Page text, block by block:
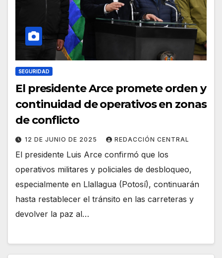
SEGURIDAD
El presidente Arce promete orden y
continuidad de operativos en zonas
de conflicto
12 DE JUNIO DE 2025 REDACCIÓN CENTRAL
El presidente Luis Arce confirmó que los
operativos militares y policiales de desbloqueo,
especialmente en Llallagua (Potosí), continuarán
hasta restablecer el tránsito en las carreteras y
devolver la paz al…